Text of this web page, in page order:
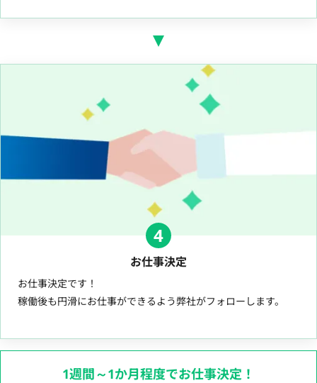
4
お仕事決定
お仕事決定です！
稼働後も円滑にお仕事ができるよう弊社がフォローします。
1週間～1か月程度でお仕事決定！